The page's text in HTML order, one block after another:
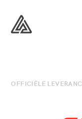
Speedo
All
OFFICIËLE